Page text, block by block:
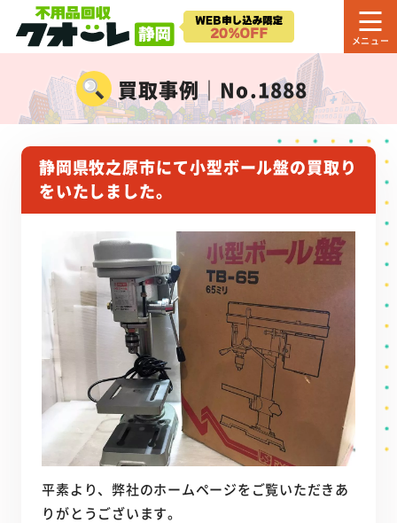
買取事例｜No.1888
静岡県牧之原市にて小型ボール盤の買取り
をいたしました。
平素より、弊社のホームページをご覧いただきあ
りがとうございます。